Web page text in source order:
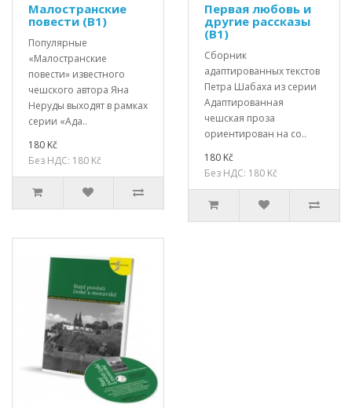
Малостранские
повести (В1)
Популярные
«Малостранские
повести» известного
чешского автора Яна
Неруды выходят в рамках
серии «Ада..
180 Kč
Без НДС: 180 Kč
Первая любовь и
другие рассказы
(В1)
Сборник
адаптированных текстов
Петра Шабаха из серии
Адаптированная
чешская проза
ориентирован на со..
180 Kč
Без НДС: 180 Kč